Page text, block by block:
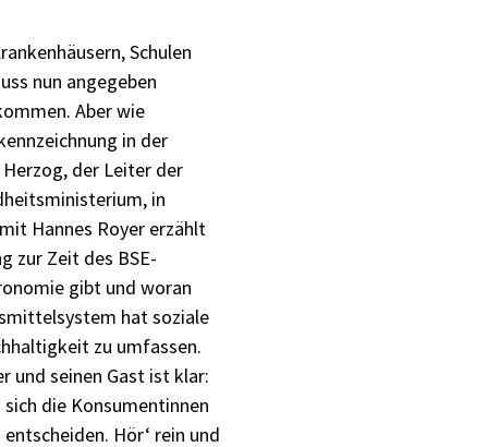
Schulen
nun angegeben
Aber wie
in der
der Leiter der
in
Hannes Royer erzählt
zur Zeit des BSE-
gibt und woran
hat soziale
zu umfassen.
und seinen Gast ist klar:
die Konsumentinnen
Hör‘ rein und